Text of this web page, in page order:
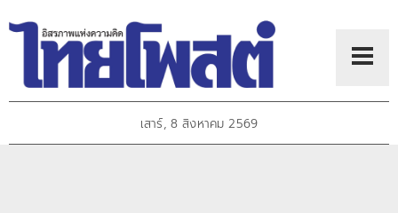
เสาร์, 8 สิงหาคม 2569